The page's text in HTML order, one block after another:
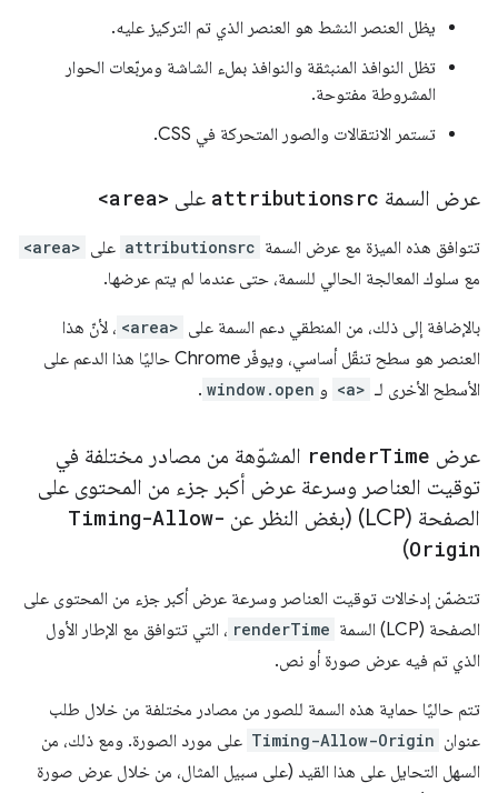
يظل العنصر النشط هو العنصر الذي تم التركيز عليه.
تظل النوافذ المنبثقة والنوافذ بملء الشاشة ومربّعات الحوار
المشروطة مفتوحة.
تستمر الانتقالات والصور المتحركة في CSS.
عرض السمة attributionsrc على <area>
تتوافق هذه الميزة مع عرض السمة attributionsrc على <area>
مع سلوك المعالجة الحالي للسمة، حتى عندما لم يتم عرضها.
بالإضافة إلى ذلك، من المنطقي دعم السمة على <area> ، لأنّ هذا
العنصر هو سطح تنقّل أساسي، ويوفّر Chrome حاليًا هذا الدعم على
الأسطح الأخرى لـ <a> و window.open
.
عرض renderTime
المشوّهة من مصادر مختلفة في
توقيت العناصر وسرعة عرض أكبر جزء من المحتوى على
الصفحة (LCP) (بغض النظر عن
Timing-Allow-
Origin
)
تتضمّن إدخالات توقيت العناصر وسرعة عرض أكبر جزء من المحتوى على
الصفحة (LCP) السمة
renderTime ، التي تتوافق مع الإطار الأول
الذي تم فيه عرض صورة أو نص.
تتم حاليًا حماية هذه السمة للصور من مصادر مختلفة من خلال طلب
عنوان Timing-Allow-Origin على مورد الصورة. ومع ذلك، من
السهل التحايل على هذا القيد (على سبيل المثال، من خلال عرض صورة